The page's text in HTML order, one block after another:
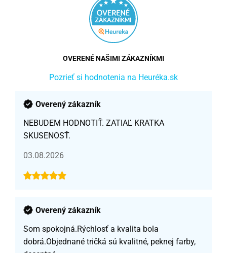
OVERENÉ NAŠIMI ZÁKAZNÍKMI
Pozrieť si hodnotenia na Heuréka.sk
Overený zákazník
NEBUDEM HODNOTIŤ. ZATIAĽ KRATKA
SKUSENOSŤ.
03.08.2026
Overený zákazník
Som spokojná.Rýchlosť a kvalita bola
dobrá.Objednané tričká sú kvalitné, peknej farby,